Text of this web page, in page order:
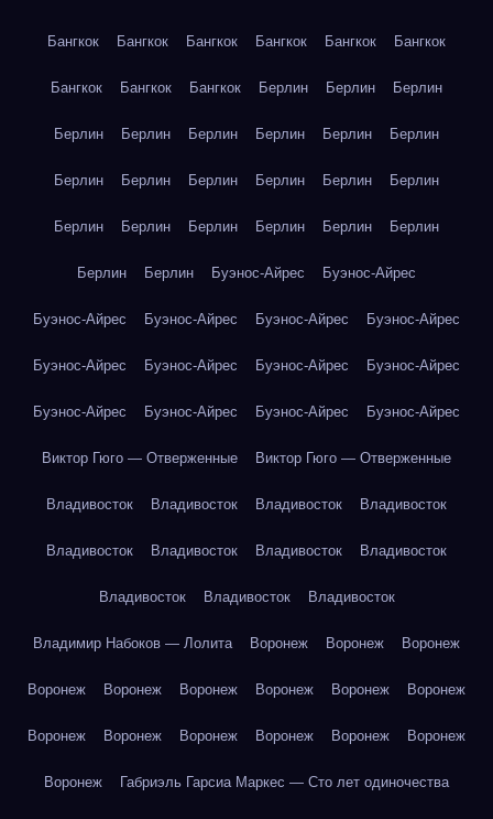
Бангкок Бангкок Бангкок Бангкок Бангкок Бангкок
Бангкок Бангкок Бангкок Берлин Берлин Берлин
Берлин Берлин Берлин Берлин Берлин Берлин
Берлин Берлин Берлин Берлин Берлин Берлин
Берлин Берлин Берлин Берлин Берлин Берлин
Берлин Берлин Буэнос-Айрес Буэнос-Айрес
Буэнос-Айрес Буэнос-Айрес Буэнос-Айрес Буэнос-Айрес
Буэнос-Айрес Буэнос-Айрес Буэнос-Айрес Буэнос-Айрес
Буэнос-Айрес Буэнос-Айрес Буэнос-Айрес Буэнос-Айрес
Виктор Гюго — Отверженные Виктор Гюго — Отверженные
Владивосток Владивосток Владивосток Владивосток
Владивосток Владивосток Владивосток Владивосток
Владивосток Владивосток Владивосток
Владимир Набоков — Лолита Воронеж Воронеж Воронеж
Воронеж Воронеж Воронеж Воронеж Воронеж Воронеж
Воронеж Воронеж Воронеж Воронеж Воронеж Воронеж
Воронеж Габриэль Гарсиа Маркес — Сто лет одиночества